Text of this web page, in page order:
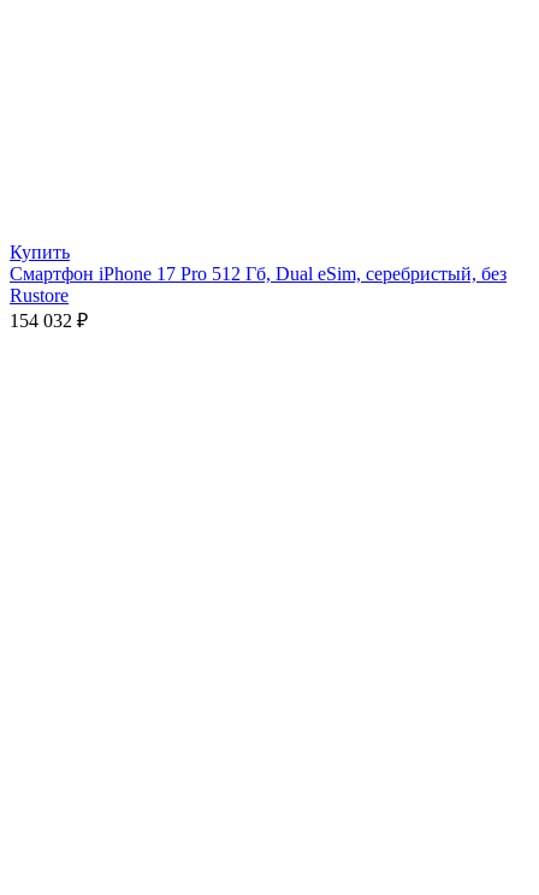
Купить
Смартфон iPhone 17 Pro 512 Гб, Dual eSim, серебристый, без
Rustore
154 032 ₽